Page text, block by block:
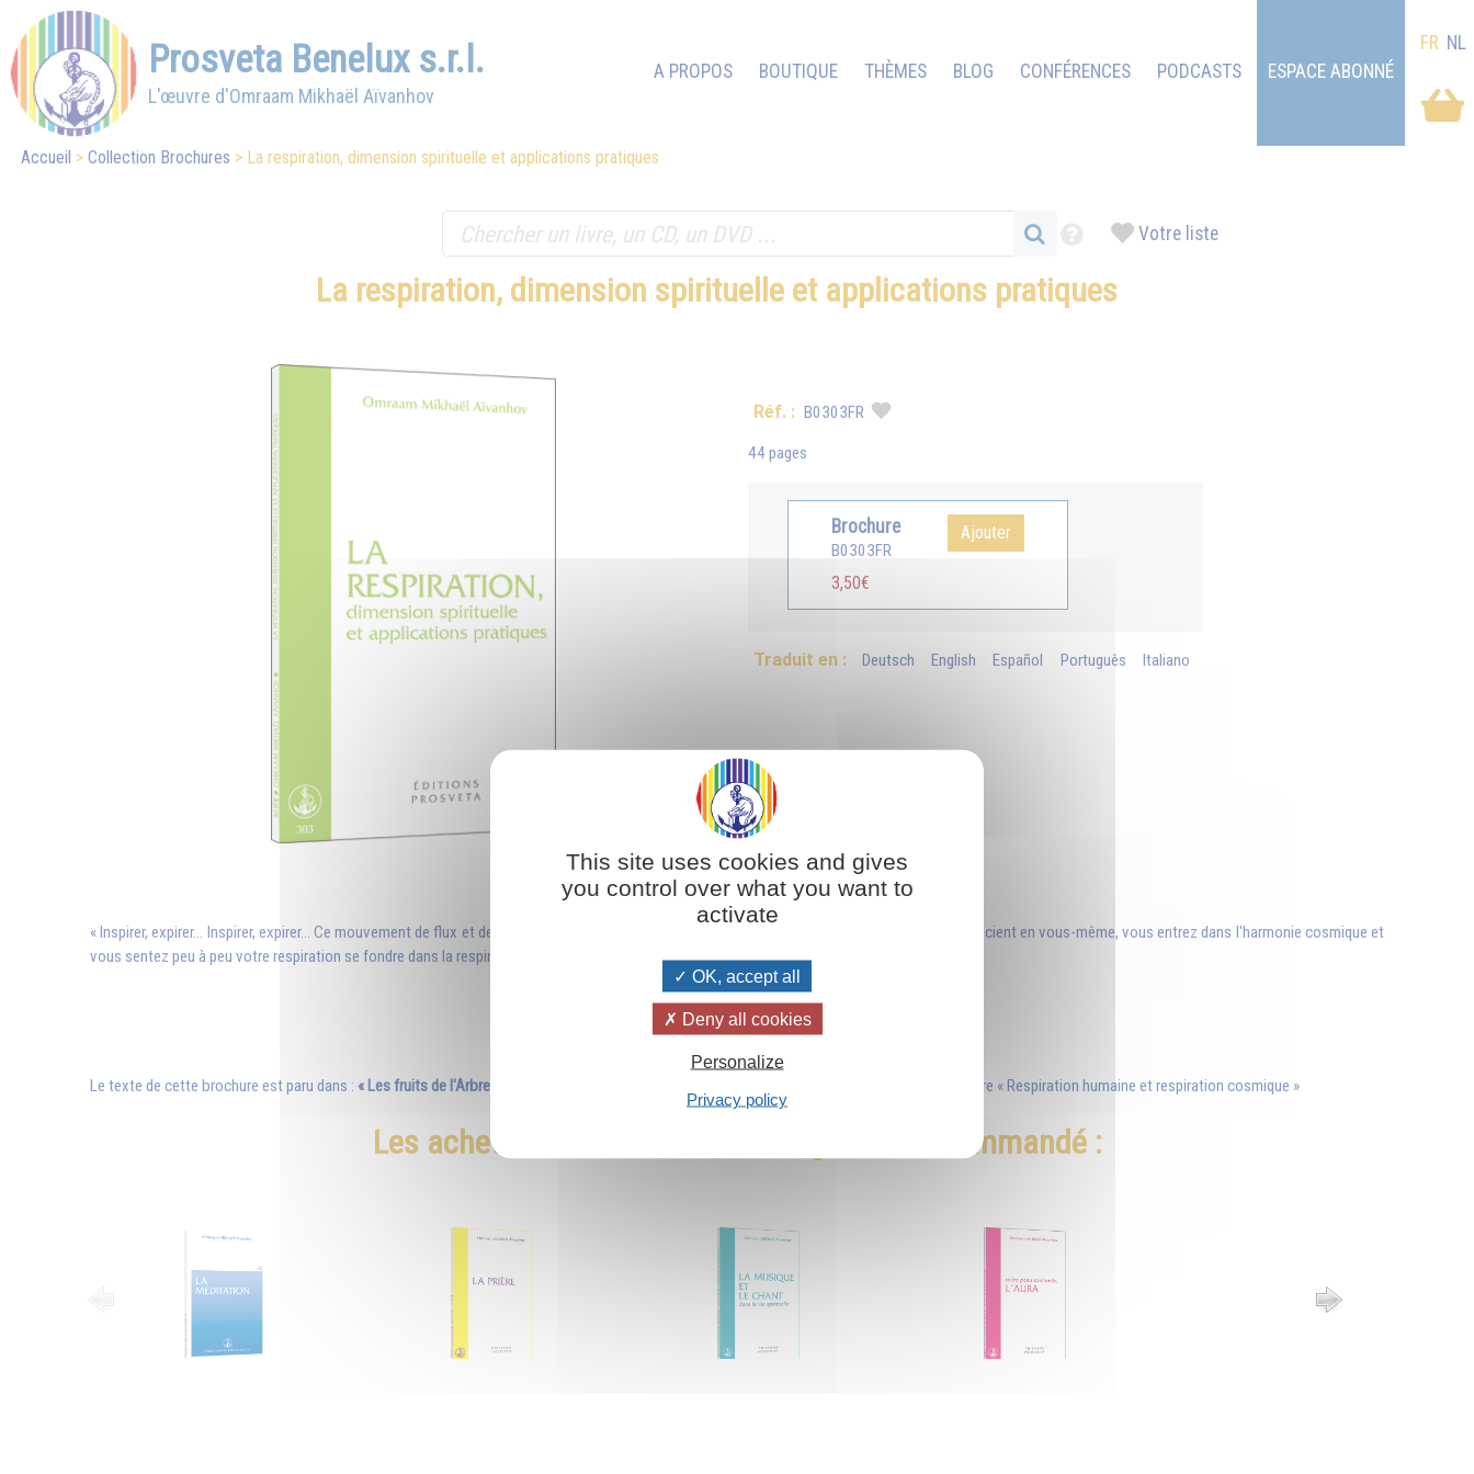
Prosveta Benelux s.r.l.
L'œuvre d'Omraam Mikhaël Aïvanhov
A PROPOS BOUTIQUE THÈMES BLOG CONFÉRENCES PODCASTS ESPACE ABONNÉ
FR NL
Accueil Collection Brochures La respiration, dimension spirituelle et applications pratiques
Votre liste
La respiration, dimension spirituelle et applications pratiques
Réf. : B0303FR
44 pages
Brochure
B0303FR
3,50€
Ajouter
Traduit en : Deutsch English Español Português Italiano
Extrait
« Inspirer, expirer... Inspirer, expirer... Ce mouvement de flux et de reflux est la clé de tous les rythmes de l'univers. En tâchant de le rendre conscient en vous-même, vous entrez dans l'harmonie cosmique et
vous sentez peu à peu votre respiration se fondre dans la respiration de Dieu. »
Table des matières
Le texte de cette brochure est paru dans : « Les fruits de l'Arbre de Vie » , tome 32 de la collection Œuvres complètes, chapitre XVI, sous le titre « Respiration humaine et respiration cosmique »
Les acheteurs de cet article ont également commandé :
This site uses cookies and gives
you control over what you want to
activate
OK, accept all
Deny all cookies
Personalize
Privacy policy